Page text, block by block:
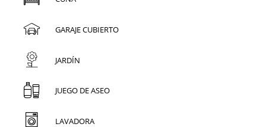
GARAJE CUBIERTO
JARDÍN
JUEGO DE ASEO
LAVADORA